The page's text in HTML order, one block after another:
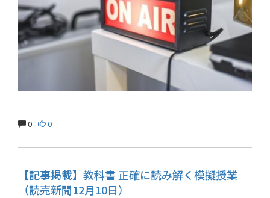
0 0
【記事掲載】教科書 正確に読み解く模擬授業
（読売新聞12月10日）